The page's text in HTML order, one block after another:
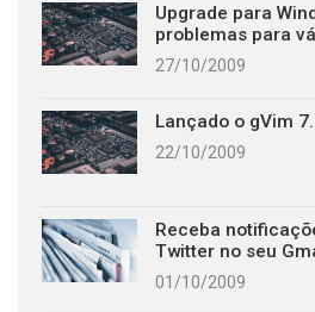
Upgrade para
problemas para
27/10/2009
Lançado o gVim
22/10/2009
Receba
Twitter no seu
01/10/2009